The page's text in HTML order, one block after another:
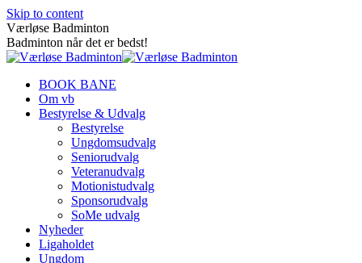
Skip to content
Værløse Badminton
Badminton når det er bedst!
BOOK BANE
Om vb
Bestyrelse & Udvalg
Bestyrelse
Ungdomsudvalg
Seniorudvalg
Veteranudvalg
Motionistudvalg
Sponsorudvalg
SoMe udvalg
Nyheder
Ligaholdet
Ungdom